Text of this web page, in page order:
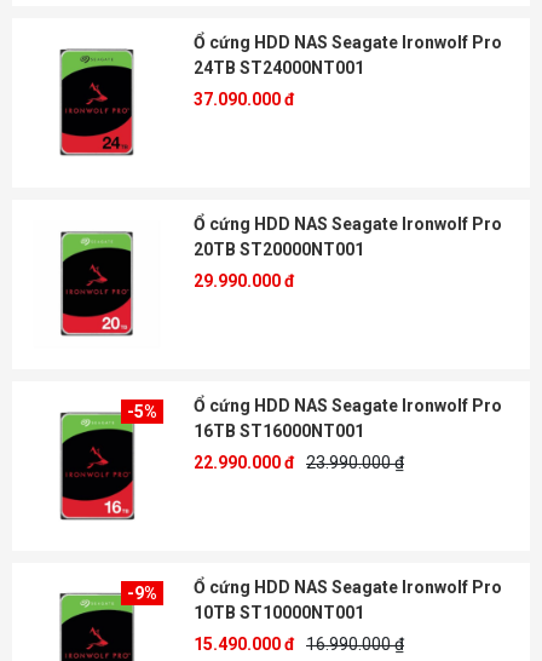
Ổ cứng HDD NAS Seagate Ironwolf Pro
24TB ST24000NT001
37.090.000 đ
Ổ cứng HDD NAS Seagate Ironwolf Pro
20TB ST20000NT001
29.990.000 đ
-5%
Ổ cứng HDD NAS Seagate Ironwolf Pro
16TB ST16000NT001
22.990.000 đ 23.990.000 ₫
-9%
Ổ cứng HDD NAS Seagate Ironwolf Pro
10TB ST10000NT001
15.490.000 đ 16.990.000 ₫